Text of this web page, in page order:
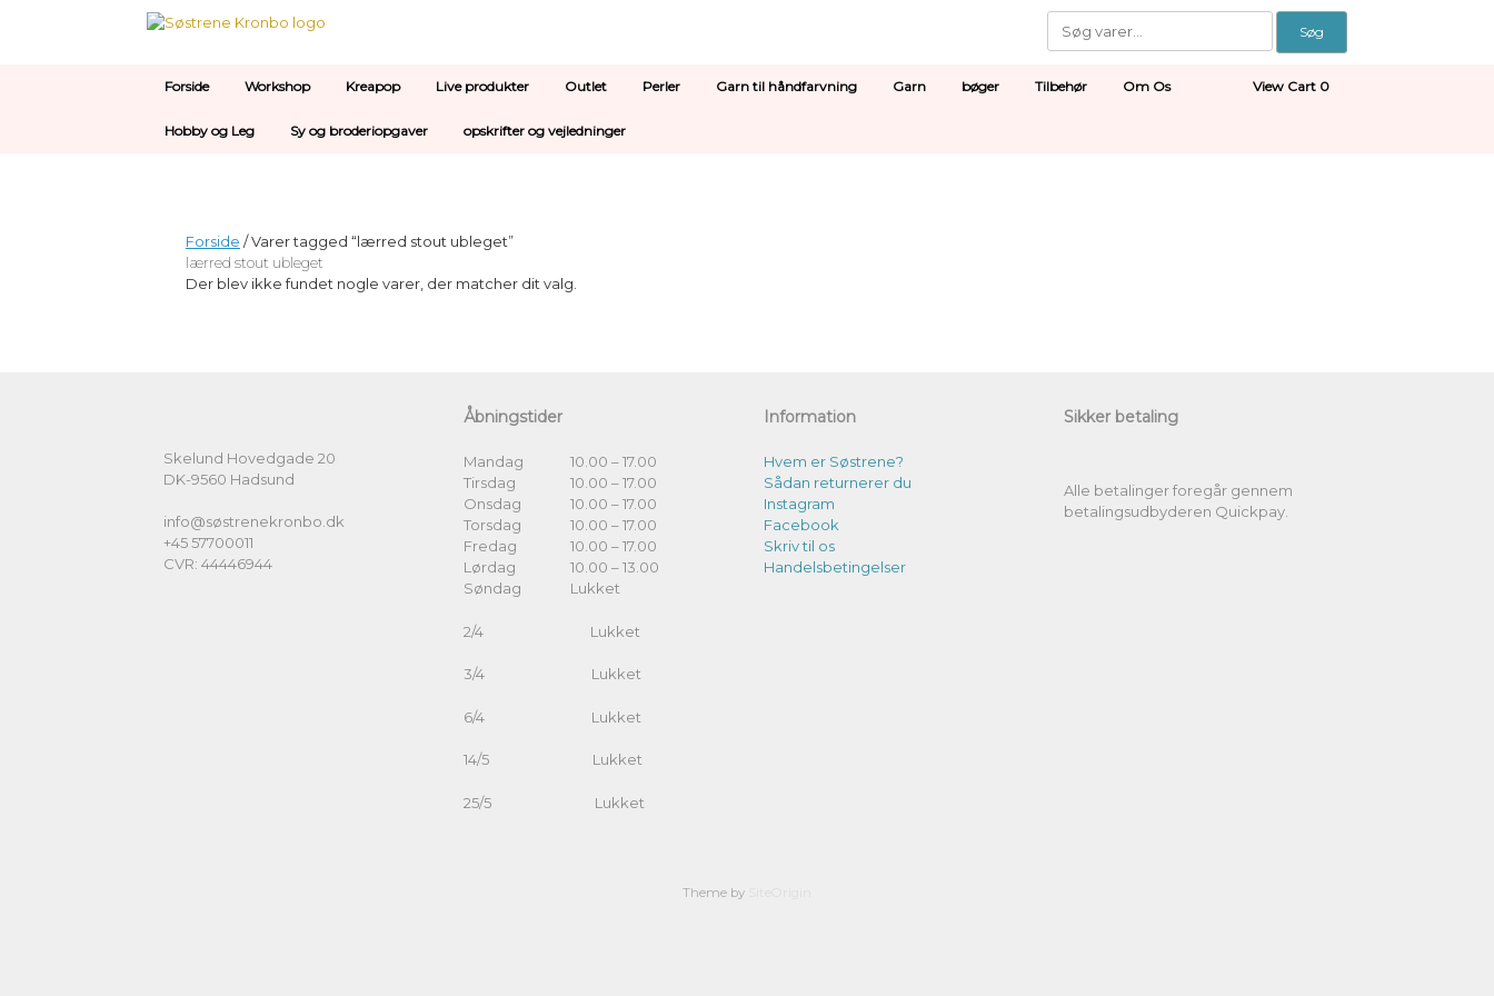
efter:
Søg
Forside Workshop Kreapop Live produkter Outlet Perler Garn til håndfarvning Garn bøger Tilbehør Om Os
Hobby og Leg Sy og broderiopgaver opskrifter og vejledninger
ViewView Cart 0
Forside / Varer tagged “lærred stout ubleget”
lærred stout ubleget
Der blev ikke fundet nogle varer, der matcher dit valg.
Skelund Hovedgade 20
DK-9560 Hadsund
info@søstrenekronbo.dk
+45 57700011
CVR: 44446944
Åbningstider
Mandag
10.00 – 17.00
Tirsdag
10.00 – 17.00
Onsdag
10.00 – 17.00
Torsdag
10.00 – 17.00
Fredag
10.00 – 17.00
Lørdag
10.00 – 13.00
Søndag
Lukket
2/4 Lukket
3/4 Lukket
6/4 Lukket
14/5 Lukket
25/5 Lukket
Information
Hvem er Søstrene?
Sådan returnerer du
Instagram
Facebook
Skriv til os
Handelsbetingelser
Sikker betaling
Alle betalinger foregår gennem
betalingsudbyderen Quickpay.
Theme by